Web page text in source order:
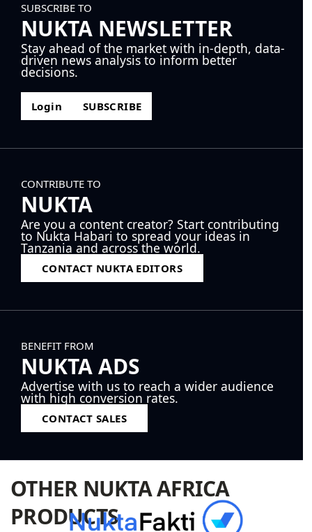
SUBSCRIBE TO
NUKTA NEWSLETTER
Stay ahead of the market with in-depth, data-
driven news analysis to inform better
decisions.
Login SUBSCRIBE
CONTRIBUTE TO
NUKTA
Are you a content creator? Start contributing
to Nukta Habari to spread your ideas in
Tanzania and across the world.
CONTACT NUKTA EDITORS
BENEFIT FROM
NUKTA ADS
Advertise with us to reach a wider audience
with high conversion rates.
CONTACT SALES
OTHER NUKTA AFRICA
PRODUCTS